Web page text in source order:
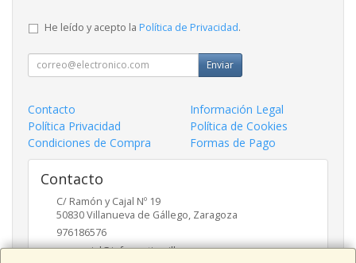
He leído y acepto la Política de Privacidad.
Enviar
Contacto
Información Legal
Política Privacidad
Política de Cookies
Condiciones de Compra
Formas de Pago
Contacto
C/ Ramón y Cajal Nº 19
50830Villanueva de Gállego, Zaragoza
976186576
comercial@informaticavillanueva.com